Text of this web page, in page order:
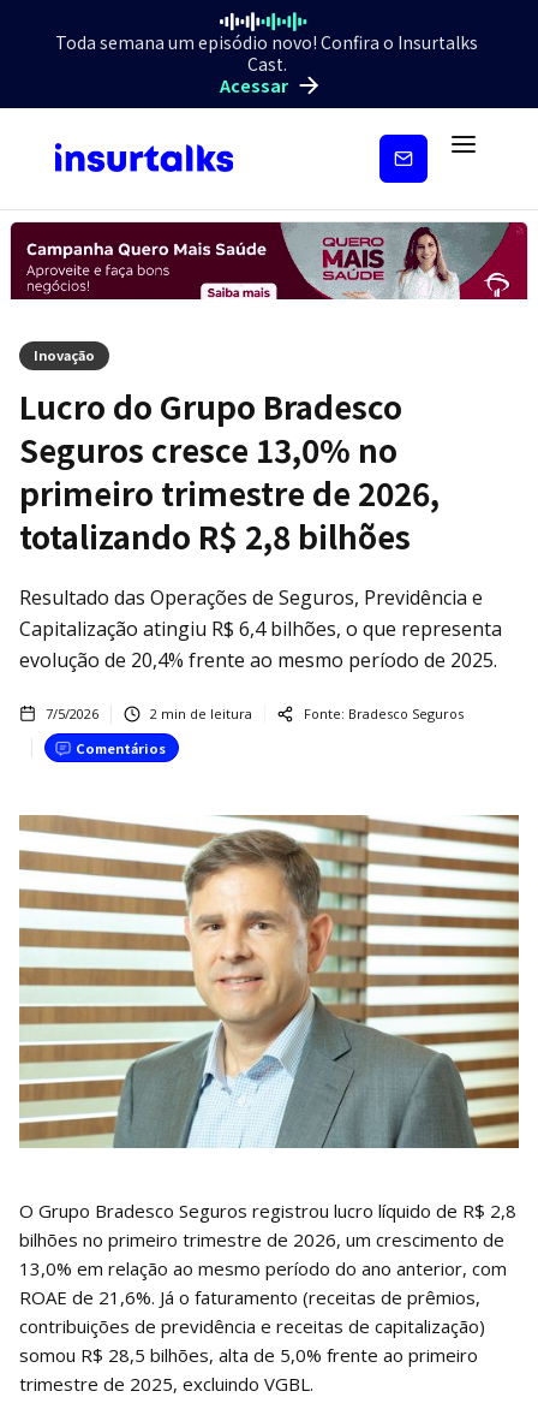
Toda semana um episódio novo! Confira o Insurtalks
Cast.
Acessar
Inscreva-
Inovação
Lucro do Grupo Bradesco
Seguros cresce 13,0% no
primeiro trimestre de 2026,
totalizando R$ 2,8 bilhões
Resultado das Operações de Seguros, Previdência e
Capitalização atingiu R$ 6,4 bilhões, o que representa
evolução de 20,4% frente ao mesmo período de 2025.
7/5/2026 2 min de leitura Fonte: Bradesco Seguros
Comentários
O Grupo Bradesco Seguros registrou lucro líquido de R$ 2,8
bilhões no primeiro trimestre de 2026, um crescimento de
13,0% em relação ao mesmo período do ano anterior, com
ROAE de 21,6%. Já o faturamento (receitas de prêmios,
contribuições de previdência e receitas de capitalização)
somou R$ 28,5 bilhões, alta de 5,0% frente ao primeiro
trimestre de 2025, excluindo VGBL.